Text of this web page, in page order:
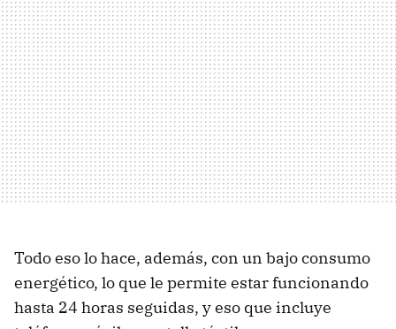
Todo eso lo hace, además, con un bajo consumo
energético, lo que le permite estar funcionando
hasta 24 horas seguidas, y eso que incluye